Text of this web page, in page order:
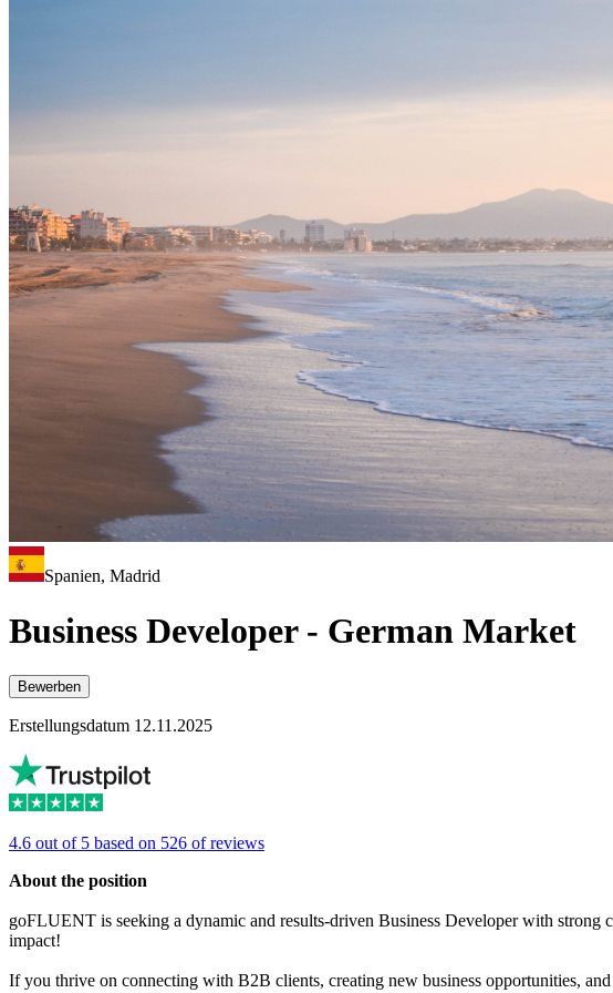
Spanien, Madrid
Business Developer - German Market
Bewerben
Erstellungsdatum 12.11.2025
4.6 out of 5 based on 526 of reviews
About the position
goFLUENT is seeking a dynamic and results-driven Business Developer with strong
impact!
If you thrive on connecting with B2B clients, creating new business opportunities,